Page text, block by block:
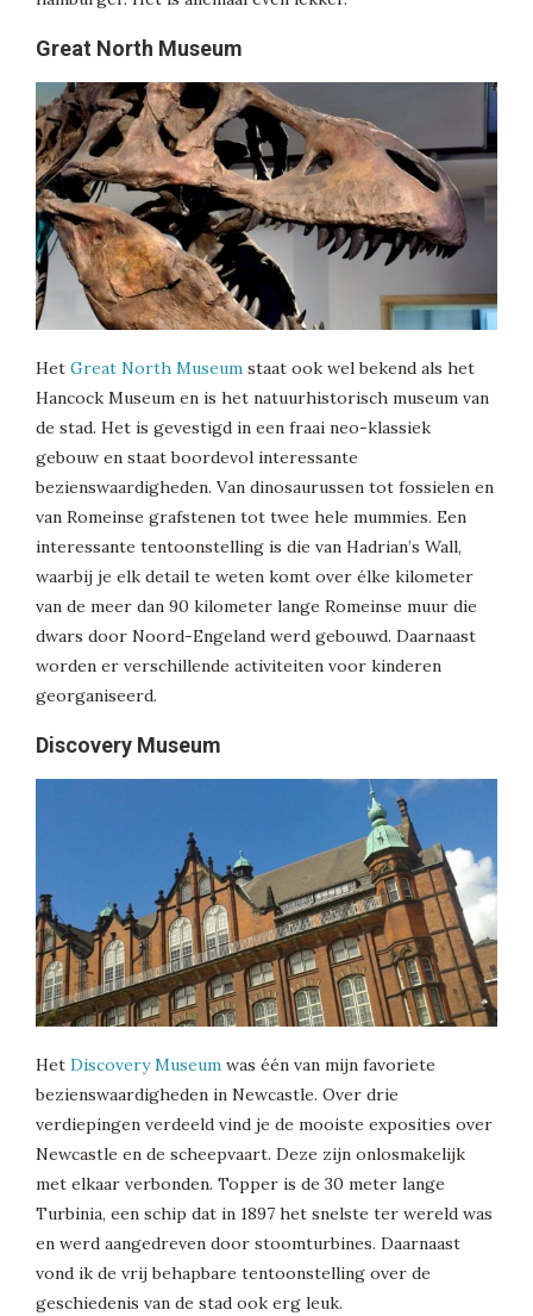
Great North Museum
Het Great North Museum staat ook wel bekend als het
Hancock Museum en is het natuurhistorisch museum van
de stad. Het is gevestigd in een fraai neo-klassiek
gebouw en staat boordevol interessante
bezienswaardigheden. Van dinosaurussen tot fossielen en
van Romeinse grafstenen tot twee hele mummies. Een
interessante tentoonstelling is die van Hadrian’s Wall,
waarbij je elk detail te weten komt over élke kilometer
van de meer dan 90 kilometer lange Romeinse muur die
dwars door Noord-Engeland werd gebouwd. Daarnaast
worden er verschillende activiteiten voor kinderen
georganiseerd.
Discovery Museum
Het Discovery Museum was één van mijn favoriete
bezienswaardigheden in Newcastle. Over drie
verdiepingen verdeeld vind je de mooiste exposities over
Newcastle en de scheepvaart. Deze zijn onlosmakelijk
met elkaar verbonden. Topper is de 30 meter lange
Turbinia, een schip dat in 1897 het snelste ter wereld was
en werd aangedreven door stoomturbines. Daarnaast
vond ik de vrij behapbare tentoonstelling over de
geschiedenis van de stad ook erg leuk.